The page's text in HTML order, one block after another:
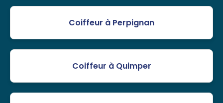
Coiffeur à Perpignan
Coiffeur à Quimper